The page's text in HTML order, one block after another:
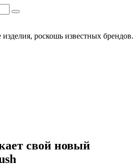
роскошь известных брендов.
свой новый